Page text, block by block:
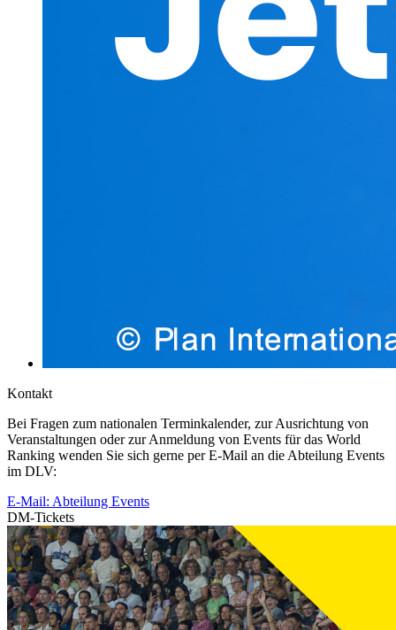
Kontakt
Bei Fragen zum nationalen Terminkalender, zur Ausrichtung von
Veranstaltungen oder zur Anmeldung von Events für das World
Ranking wenden Sie sich gerne per E-Mail an die Abteilung Events
im DLV:
E-Mail: Abteilung Events
DM-Tickets